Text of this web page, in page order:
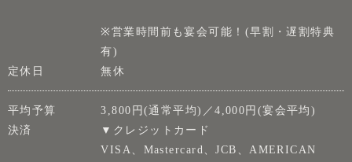
※営業時間前も宴会可能！(早割・遅割特典
有)
定休日
無休
平均予算
3,800円(通常平均)／4,000円(宴会平均)
決済
▼クレジットカード
VISA、Mastercard、JCB、AMERICAN